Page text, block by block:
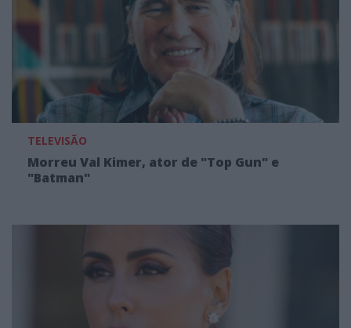
TELEVISÃO
Morreu Val Kimer, ator de "Top Gun" e
"Batman"